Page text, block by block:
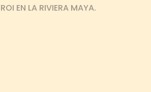
ROI EN LA RIVIERA MAYA.